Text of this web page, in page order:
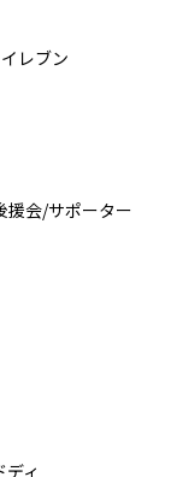
レブン
援会/サポーター
ィ